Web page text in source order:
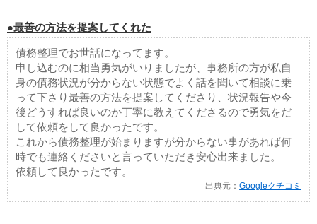
●最善の方法を提案してくれた
債務整理でお世話になってます。
申し込むのに相当勇気がいりましたが、事務所の方が私自
身の債務状況が分からない状態でよく話を聞いて相談に乗
って下さり最善の方法を提案してくださり、状況報告や今
後どうすれば良いのか丁寧に教えてくださるので勇気をだ
して依頼をして良かったです。
これから債務整理が始まりますが分からない事があれば何
時でも連絡くださいと言っていただき安心出来ました。
依頼して良かったです。
出典元：Googleクチコミ